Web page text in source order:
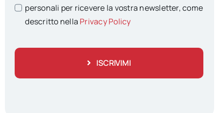
personali per ricevere la vostra newsletter, come
descritto nella Privacy Policy
ISCRIVIMI